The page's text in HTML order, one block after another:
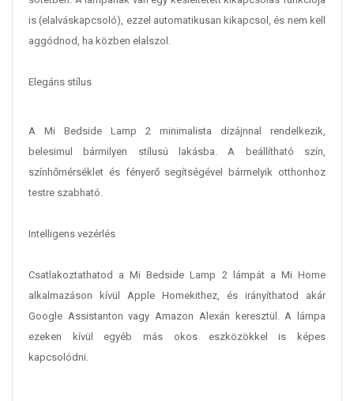
is (elalváskapcsoló), ezzel automatikusan kikapcsol, és nem kell
aggódnod, ha közben elalszol.
Elegáns stílus
A Mi Bedside Lamp 2 minimalista dizájnnal rendelkezik,
belesimul bármilyen stílusú lakásba. A beállítható szín,
színhőmérséklet és fényerő segítségével bármelyik otthonhoz
testre szabható.
Intelligens vezérlés
Csatlakoztathatod a Mi Bedside Lamp 2 lámpát a Mi Home
alkalmazáson kívül Apple Homekithez, és irányíthatod akár
Google Assistanton vagy Amazon Alexán keresztül. A lámpa
ezeken kívül egyéb más okos eszközökkel is képes
kapcsolódni.